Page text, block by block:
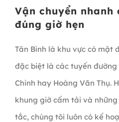
Vận chuyển nhanh
đúng giờ hẹn
Tân Bình là khu vực có mật
đặc biệt là các tuyến đường
Chinh hay Hoàng Văn Thụ.
khung giờ cấm tải và
tắc, chúng tôi luôn có kế